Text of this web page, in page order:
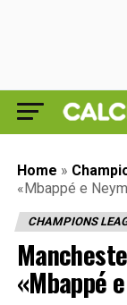
Home »
«Mbappé e
CHAMPIONS
«Mbappé